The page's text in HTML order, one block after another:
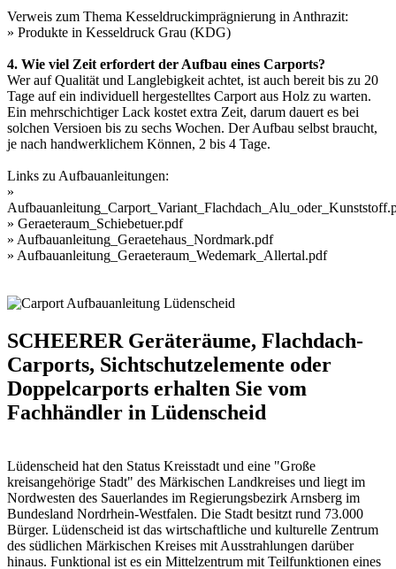
Verweis zum Thema Kesseldruckimprägnierung in Anthrazit:
» Produkte in Kesseldruck Grau (KDG)
4. Wie viel Zeit erfordert der Aufbau eines Carports?
Wer auf Qualität und Langlebigkeit achtet, ist auch bereit bis zu 20
Tage auf ein individuell hergestelltes Carport aus Holz zu warten.
Ein mehrschichtiger Lack kostet extra Zeit, darum dauert es bei
solchen Versioen bis zu sechs Wochen. Der Aufbau selbst braucht,
je nach handwerklichem Können, 2 bis 4 Tage.
Links zu Aufbauanleitungen:
»
» Geraeteraum_Schiebetuer.pdf
» Aufbauanleitung_Geraetehaus_Nordmark.pdf
» Aufbauanleitung_Geraeteraum_Wedemark_Allertal.pdf
SCHEERER Geräteräume, Flachdach-
Carports, Sichtschutzelemente oder
Doppelcarports erhalten Sie vom
Fachhändler in Lüdenscheid
Lüdenscheid hat den Status Kreisstadt und eine "Große
kreisangehörige Stadt" des Märkischen Landkreises und liegt im
Nordwesten des Sauerlandes im Regierungsbezirk Arnsberg im
Bundesland Nordrhein-Westfalen. Die Stadt besitzt rund 73.000
Bürger. Lüdenscheid ist das wirtschaftliche und kulturelle Zentrum
des südlichen Märkischen Kreises mit Ausstrahlungen darüber
hinaus. Funktional ist es ein Mittelzentrum mit Teilfunktionen eines